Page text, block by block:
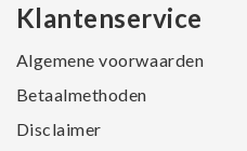
Klantenservice
Algemene voorwaarden
Betaalmethoden
Disclaimer